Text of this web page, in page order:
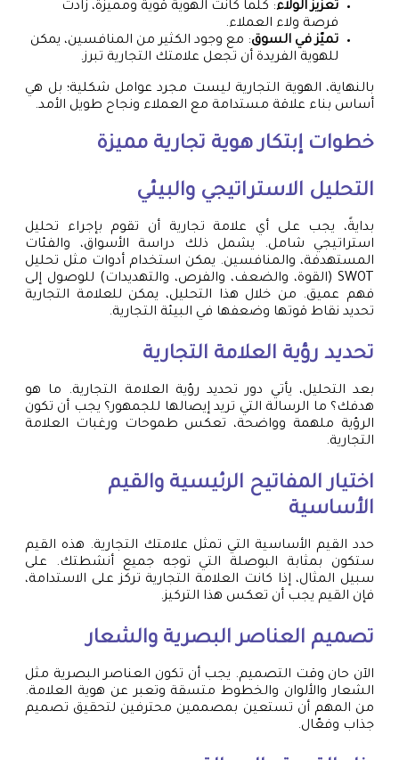
تعزيز الولاء: كلما كانت الهوية قوية ومميزة، زادت
فرصة ولاء العملاء.
تميّز في السوق: مع وجود الكثير من المنافسين، يمكن
للهوية الفريدة أن تجعل علامتك التجارية تبرز.
بالنهاية، الهوية التجارية ليست مجرد عوامل شكلية؛ بل هي
أساس بناء علاقة مستدامة مع العملاء ونجاح طويل الأمد.
خطوات إبتكار هوية تجارية مميزة
التحليل الاستراتيجي والبيئي
بدايةً، يجب على أي علامة تجارية أن تقوم بإجراء تحليل
استراتيجي شامل. يشمل ذلك دراسة الأسواق، والفئات
المستهدفة، والمنافسين. يمكن استخدام أدوات مثل تحليل
SWOT (القوة، والضعف، والفرص، والتهديدات) للوصول إلى
فهم عميق. من خلال هذا التحليل، يمكن للعلامة التجارية
تحديد نقاط قوتها وضعفها في البيئة التجارية.
تحديد رؤية العلامة التجارية
بعد التحليل، يأتي دور تحديد رؤية العلامة التجارية. ما هو
هدفك؟ ما الرسالة التي تريد إيصالها للجمهور؟ يجب أن تكون
الرؤية ملهمة وواضحة، تعكس طموحات ورغبات العلامة
التجارية.
اختيار المفاتيح الرئيسية والقيم
الأساسية
حدد القيم الأساسية التي تمثل علامتك التجارية. هذه القيم
ستكون بمثابة البوصلة التي توجه جميع أنشطتك. على
سبيل المثال، إذا كانت العلامة التجارية تركز على الاستدامة،
فإن القيم يجب أن تعكس هذا التركيز.
تصميم العناصر البصرية والشعار
الآن حان وقت التصميم. يجب أن تكون العناصر البصرية مثل
الشعار والألوان والخطوط متسقة وتعبر عن هوية العلامة.
من المهم أن تستعين بمصممين محترفين لتحقيق تصميم
جذاب وفعّال.